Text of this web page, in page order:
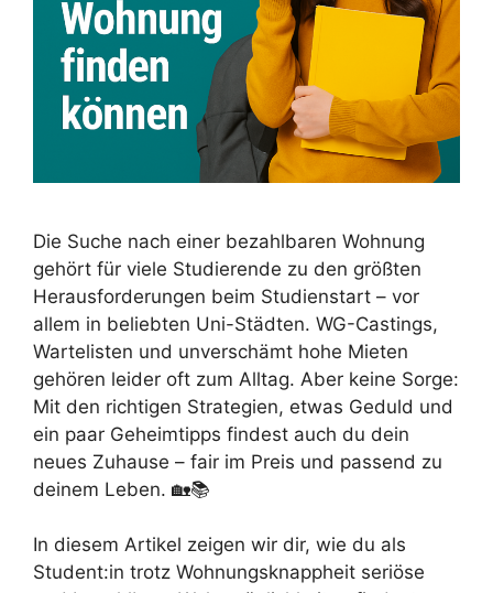
Die Suche nach einer bezahlbaren Wohnung
gehört für viele Studierende zu den größten
Herausforderungen beim Studienstart – vor
allem in beliebten Uni-Städten. WG-Castings,
Wartelisten und unverschämt hohe Mieten
gehören leider oft zum Alltag. Aber keine Sorge:
Mit den richtigen Strategien, etwas Geduld und
ein paar Geheimtipps findest auch du dein
neues Zuhause – fair im Preis und passend zu
deinem Leben. 🏡📚
In diesem Artikel zeigen wir dir, wie du als
Student:in trotz Wohnungsknappheit seriöse